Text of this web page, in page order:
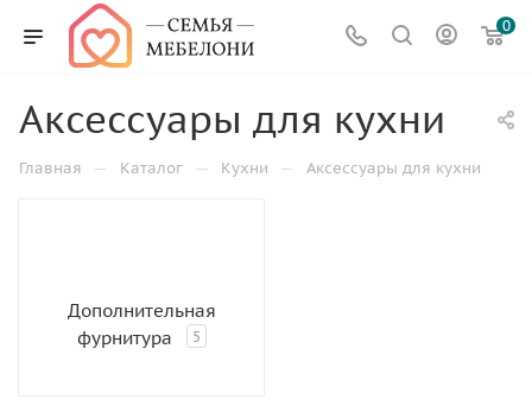
0
Аксессуары для кухни
Главная — Каталог — Кухни — Аксессуары для кухни
Дополнительная
фурнитура
5